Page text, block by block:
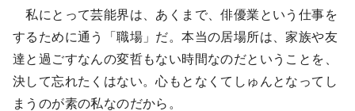
私にとって芸能界は、あくまで、俳優業という仕事を
するために通う「職場」だ。本当の居場所は、家族や友
達と過ごすなんの変哲もない時間なのだということを、
決して忘れたくはない。心もとなくてしゅんとなってし
まうのが素の私なのだから。